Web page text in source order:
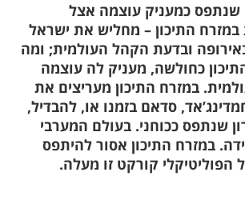
שנתפס כמעניק עוצמה אצל
במזרח התיכון – מחליש את ישראל
ובדעת הקהל העולמית; ומה
כחולשה, מעניק לה עוצמה
במזרח התיכון מעריצים את
סדאם בזמנו או, להבדיל,
שנתפס ככוחני. בעולם המערבי
במזרח התיכון אסור להיתפס
קורקט זו מעלה.